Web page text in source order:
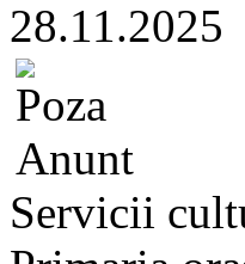
Servicii